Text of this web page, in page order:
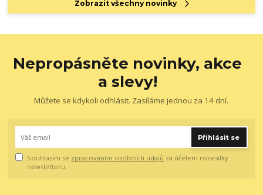
Zobrazit všechny novinky
Nepropásněte novinky, akce
a slevy!
Můžete se kdykoli odhlásit. Zasíláme jednou za 14 dní.
Přihlásit se
Souhlasím se zpracováním osobních údajů za účelem rozesílky
newsletteru.